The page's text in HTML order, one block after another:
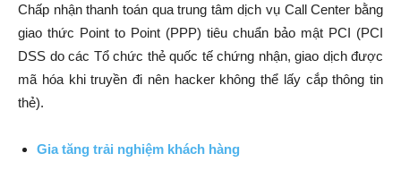
Chấp nhận thanh toán qua trung tâm dịch vụ Call Center bằng
giao thức Point to Point (PPP) tiêu chuẩn bảo mật PCI (PCI
DSS do các Tổ chức thẻ quốc tế chứng nhận, giao dịch được
mã hóa khi truyền đi nên hacker không thể lấy cắp thông tin
thẻ).
Gia tăng trải nghiệm khách hàng